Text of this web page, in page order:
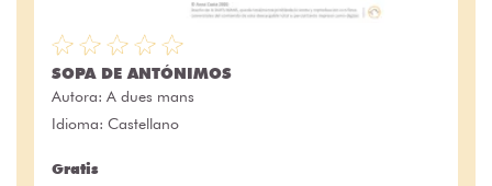
SOPA DE ANTÓNIMOS
Autora: A dues mans
Idioma: Castellano
Gratis